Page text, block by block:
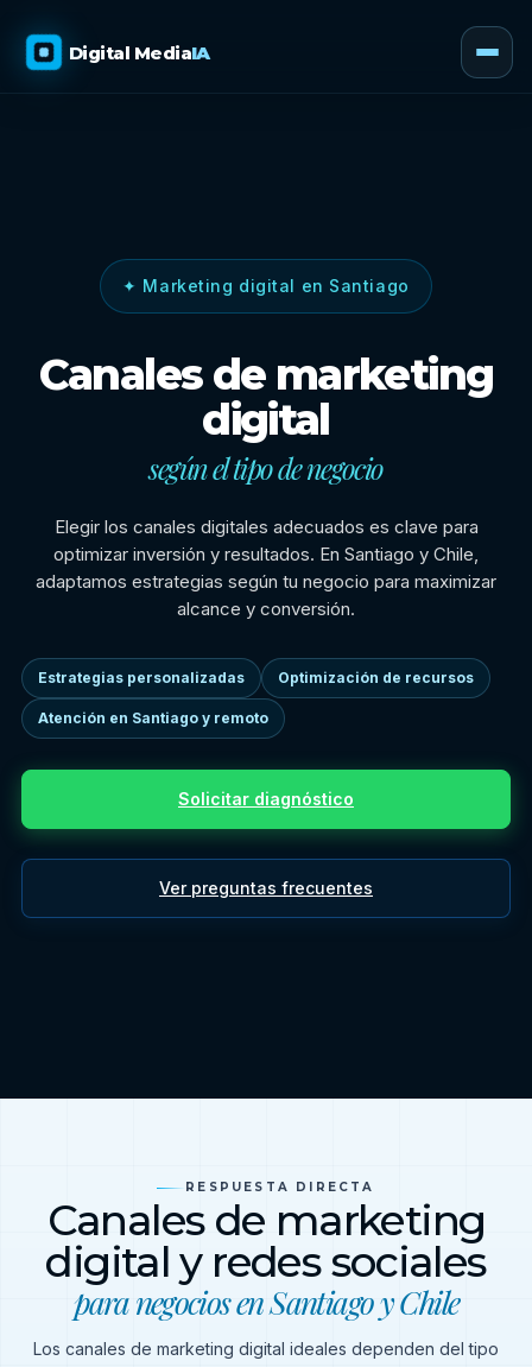
Digital MediaIA
✦ Marketing digital en Santiago
Canales de marketing
digital
según el tipo de negocio
Elegir los canales digitales adecuados es clave para
optimizar inversión y resultados. En Santiago y Chile,
adaptamos estrategias según tu negocio para maximizar
alcance y conversión.
Estrategias personalizadas Optimización de recursos
Atención en Santiago y remoto
Solicitar diagnóstico
Ver preguntas frecuentes
RESPUESTA DIRECTA
Canales de marketing
digital y redes sociales
para negocios en Santiago y Chile
Los canales de marketing digital ideales dependen del tipo